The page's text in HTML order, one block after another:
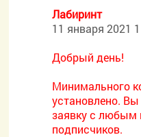
Лабиринт
11 января 2021
Добрый день!
Минимального
установлено.
заявку с любым
подписчиков.